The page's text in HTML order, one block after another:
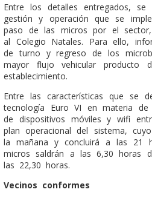
Entre los detalles entregados,
gestión y operación que se
paso de las micros por el
al Colegio Natales. Para ello,
de turno y regreso de los
mayor flujo vehicular
establecimiento.
Entre las características que se
tecnología Euro VI en materia
de dispositivos móviles y wifi
plan operacional del sistema,
la mañana y concluirá a las 21
micros saldrán a las 6,30 horas
las 22,30 horas.
Vecinos conformes